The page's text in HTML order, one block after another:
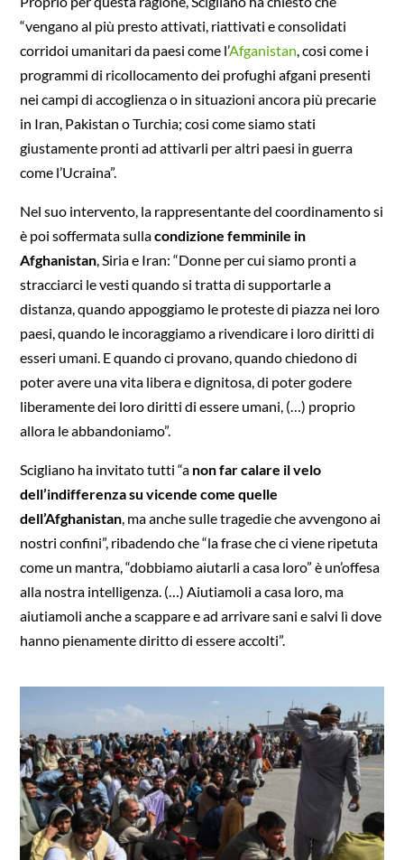
“vengano al più presto attivati, riattivati e consolidati
corridoi umanitari da paesi come l’Afganistan, cosi come i
programmi di ricollocamento dei profughi afgani presenti
nei campi di accoglienza o in situazioni ancora più precarie
in Iran, Pakistan o Turchia; cosi come siamo stati
giustamente pronti ad attivarli per altri paesi in guerra
come l’Ucraina”.
Nel suo intervento, la rappresentante del coordinamento si
è poi soffermata sullacondizione femminile in
Afghanistan, Siria e Iran: “Donne per cui siamo pronti a
stracciarci le vesti quando si tratta di supportarle a
distanza, quando appoggiamo le proteste di piazza nei loro
paesi, quando le incoraggiamo a rivendicare i loro diritti di
esseri umani. E quando ci provano, quando chiedono di
poter avere una vita libera e dignitosa, di poter godere
liberamente dei loro diritti di essere umani, (…) proprio
allora le abbandoniamo”.
Scigliano ha invitato tutti “a non far calare il velo
dell’indifferenza su vicende come quelle
dell’Afghanistan, ma anche sulle tragedie che avvengono ai
nostri confini”, ribadendo che “la frase che ci viene ripetuta
come un mantra, “dobbiamo aiutarli a casa loro” è un’offesa
alla nostra intelligenza. (…) Aiutiamoli a casa loro, ma
aiutiamoli anche a scappare e ad arrivare sani e salvi lì dove
hanno pienamente diritto di essere accolti”.